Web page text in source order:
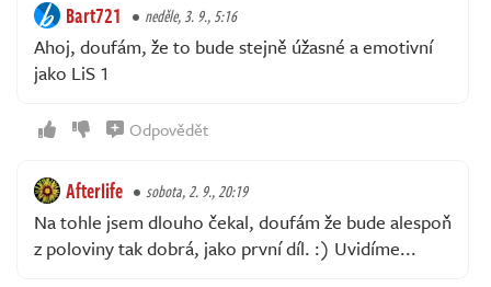
Bart721 neděle, 3. 9., 5:16
Ahoj, doufám, že to bude stejně úžasné a emotivní
jako LiS 1
Odpovědět
Afterlife sobota, 2. 9., 20:19
Na tohle jsem dlouho čekal, doufám že bude alespoň
z poloviny tak dobrá, jako první díl. :) Uvidíme...